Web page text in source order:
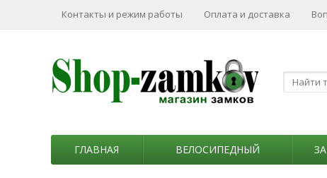
Контакты и режим работы Оплата и доставка
ГЛАВНАЯ ВЕЛОСИПЕДНЫЙ